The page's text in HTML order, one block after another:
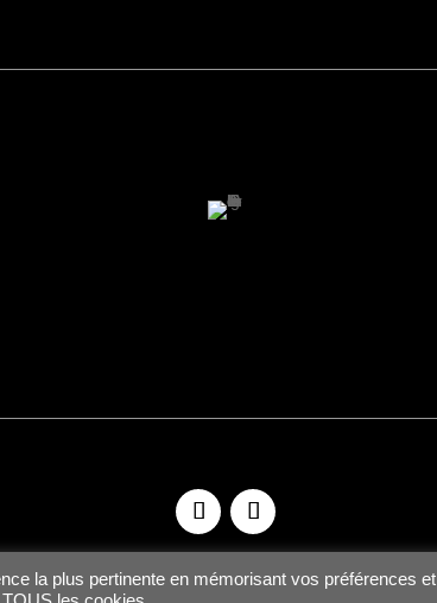
la plus pertinente en mémorisant vos préférences